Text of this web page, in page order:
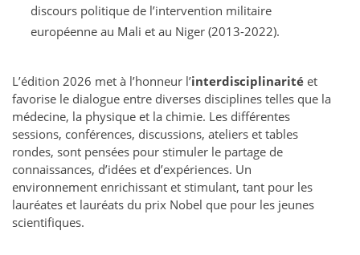
discours politique de l’intervention militaire
européenne au Mali et au Niger (2013-2022).
L’édition 2026 met à l’honneur l’interdisciplinarité et
favorise le dialogue entre diverses disciplines telles que la
médecine, la physique et la chimie. Les différentes
sessions, conférences, discussions, ateliers et tables
rondes, sont pensées pour stimuler le partage de
connaissances, d’idées et d’expériences. Un
environnement enrichissant et stimulant, tant pour les
lauréates et lauréats du prix Nobel que pour les jeunes
scientifiques.